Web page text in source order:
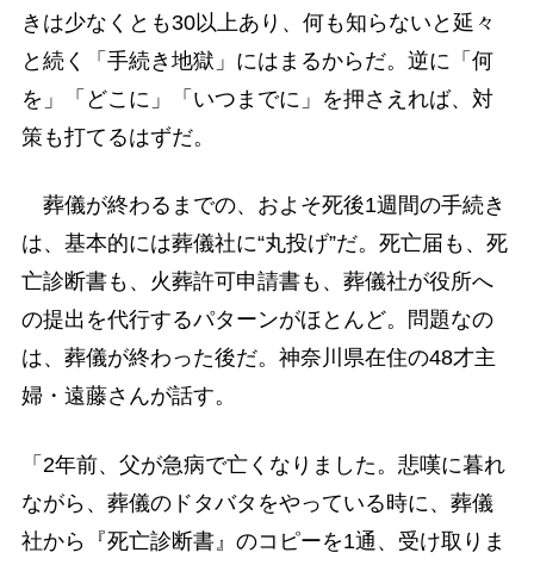
きは少なくとも30以上あり、何も知らないと延々
と続く「手続き地獄」にはまるからだ。逆に「何
を」「どこに」「いつまでに」を押さえれば、対
策も打てるはずだ。
葬儀が終わるまでの、およそ死後1週間の手続き
は、基本的には葬儀社に“丸投げ”だ。死亡届も、死
亡診断書も、火葬許可申請書も、葬儀社が役所へ
の提出を代行するパターンがほとんど。問題なの
は、葬儀が終わった後だ。神奈川県在住の48才主
婦・遠藤さんが話す。
「2年前、父が急病で亡くなりました。悲嘆に暮れ
ながら、葬儀のドタバタをやっている時に、葬儀
社から『死亡診断書』のコピーを1通、受け取りま